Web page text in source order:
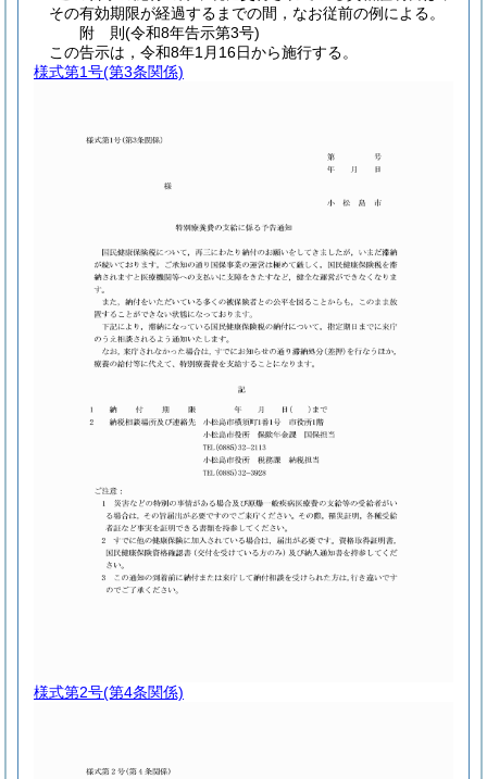
その有効期限が経過するまでの間，なお従前の例による。
附 則(令和8年告示第3号)
この告示は，令和8年1月16日から施行する。
様式第1号(第3条関係)
様式第2号(第4条関係)